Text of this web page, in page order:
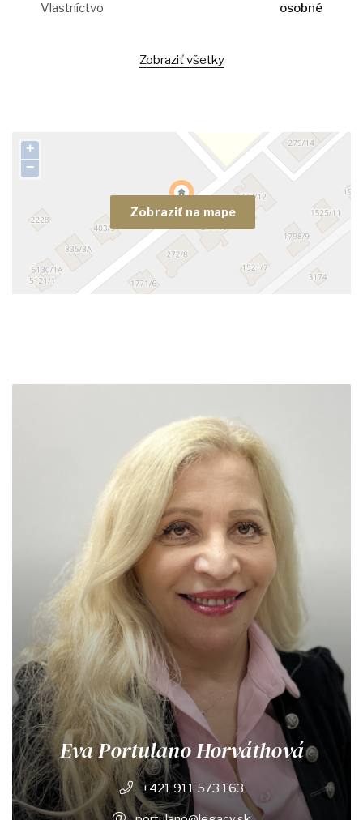
Vlastníctvo osobné
Zobraziť všetky
Zobraziť na mape
+
−
Eva Portulano Horváthová
+421 911 573 163